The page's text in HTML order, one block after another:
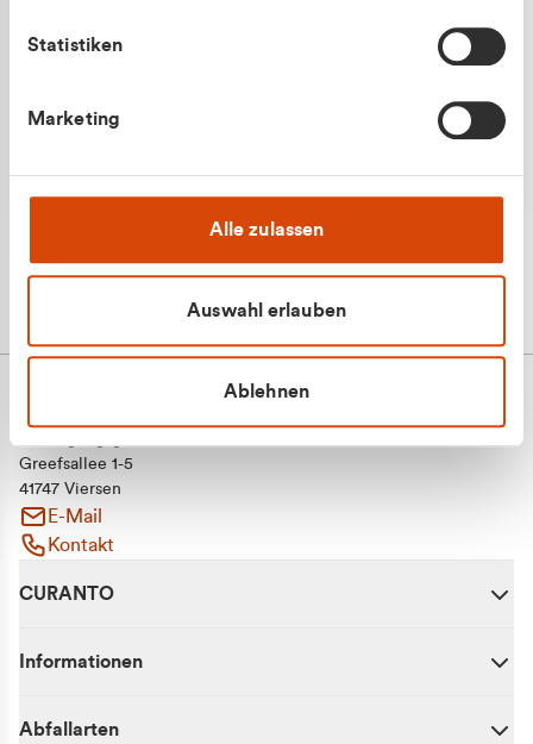
Statistiken
Marketing
Alle zulassen
Auswahl erlauben
Ablehnen
Greefsallee 1-5
41747 Viersen
E-Mail
Kontakt
CURANTO
Informationen
Abfallarten